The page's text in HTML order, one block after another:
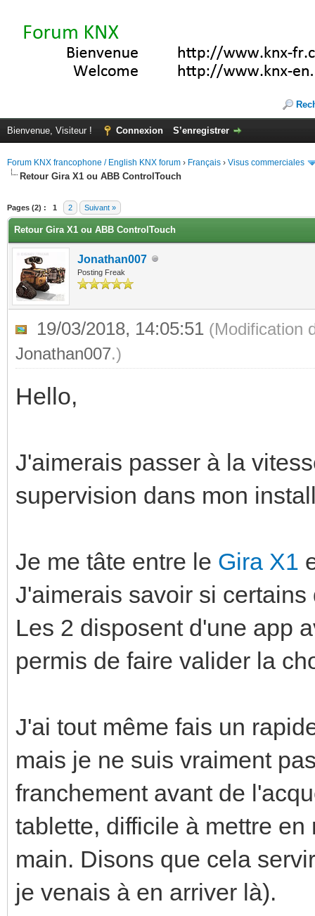
Bienvenue, Visiteur ! Connexion S’enregistrer
Forum KNX francophone / English KNX forum › Français › Visus commerciales
Retour Gira X1 ou ABB ControlTouch
Pages (2) : 1 2 Suivant »
Retour Gira X1 ou ABB ControlTouch
Jonathan007
Posting Freak
19/03/2018, 14:05:51 (Modification
Jonathan007.)
Hello,
J'aimerais passer à la
supervision dans mon
Je me tâte entre le Gira X1
J'aimerais savoir si
Les 2 disposent d'une app
permis de faire valider la
J'ai tout même fais un
mais je ne suis vraiment
franchement avant de
tablette, difficile à mettre
main. Disons que cela
je venais à en arriver là).